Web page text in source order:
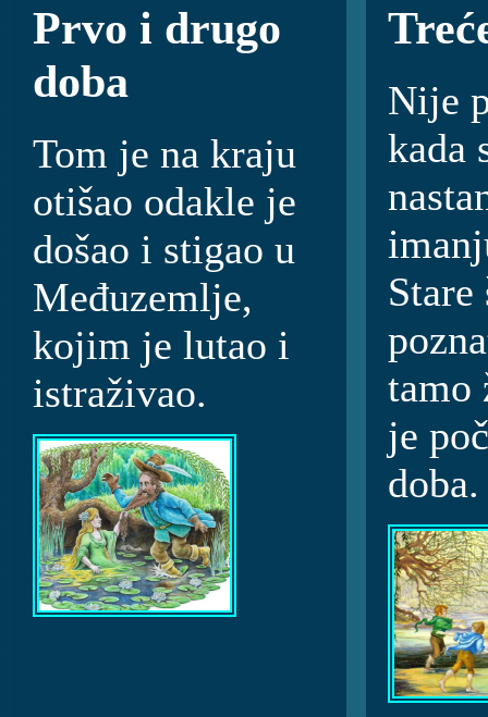
Prvo i drugo
doba
Tom je na kraju
otišao odakle je
došao i stigao u
Međuzemlje,
kojim je lutao i
istraživao.
Nije
kada
tamo
je
doba.